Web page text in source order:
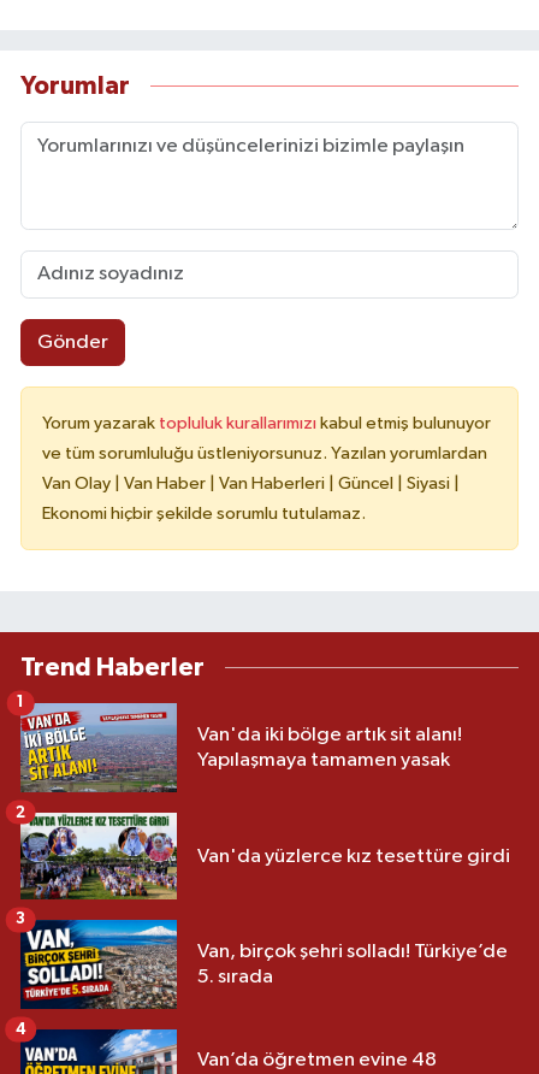
Yorumlar
Gönder
Yorum yazarak topluluk kurallarımızı kabul etmiş bulunuyor
ve tüm sorumluluğu üstleniyorsunuz. Yazılan yorumlardan
Van Olay | Van Haber | Van Haberleri | Güncel | Siyasi |
Ekonomi hiçbir şekilde sorumlu tutulamaz.
Trend Haberler
Van'da iki bölge artık sit alanı!
Yapılaşmaya tamamen yasak
Van'da yüzlerce kız tesettüre girdi
2
Van, birçok şehri solladı! Türkiye’de
5. sırada
3
Van’da öğretmen evine 48
4